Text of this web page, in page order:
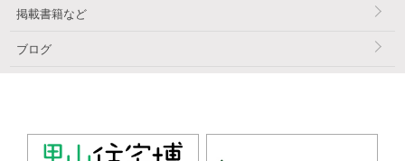
掲載書籍など
ブログ